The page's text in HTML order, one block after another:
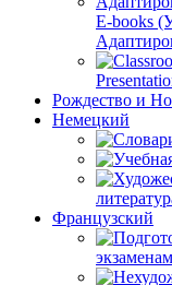
E-books
Рождество и
Немецкий
Французский
экзаменам